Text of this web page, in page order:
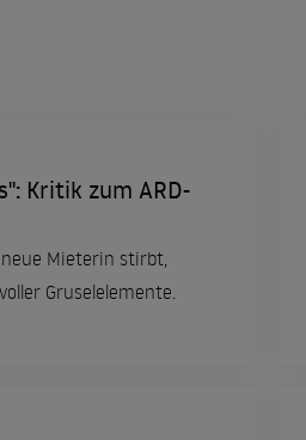
Kritik zum ARD-
Mieterin stirbt,
Gruselelemente.